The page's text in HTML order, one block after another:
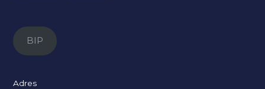
BIP
Adres